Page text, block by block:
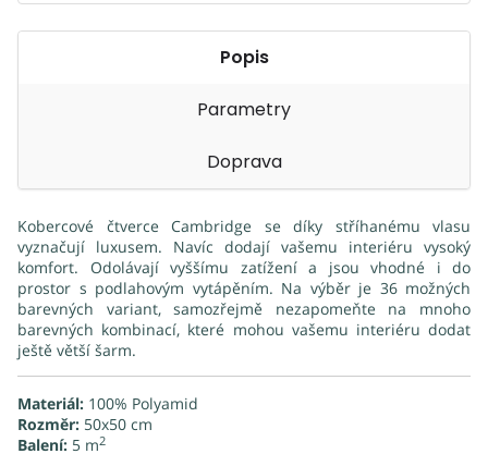
Popis
Parametry
Doprava
Kobercové čtverce Cambridge se díky stříhanému vlasu
vyznačují luxusem. Navíc dodají vašemu interiéru vysoký
komfort. Odolávají vyššímu zatížení a jsou vhodné i do
prostor s podlahovým vytápěním. Na výběr je 36 možných
barevných variant, samozřejmě nezapomeňte na mnoho
barevných kombinací, které mohou vašemu interiéru dodat
ještě větší šarm.
Materiál: 100% Polyamid
Rozměr: 50x50 cm
Balení: 5 m2